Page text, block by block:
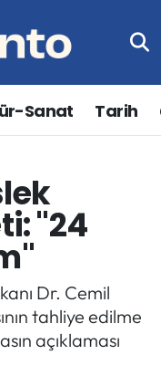
Sanat Tarih
"24
Dr. Cemil
tahliye edilme
açıklaması